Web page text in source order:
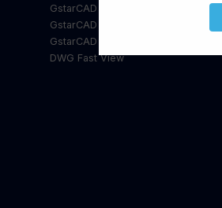
GstarCAD 365
GstarCAD Point Cloud
GstarCAD Mechanical
DWG Fast View